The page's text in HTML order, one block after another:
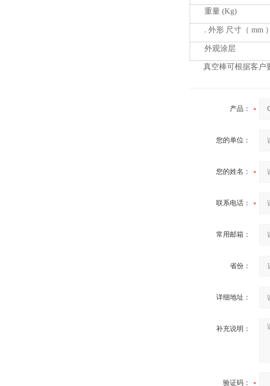
重量 (Kg)
. 外形 尺寸（ mm ）
外观涂层
真空棒可根据客户
产品：
您的单位：
您的姓名：
联系电话：
常用邮箱：
省份：
详细地址：
补充说明：
验证码：